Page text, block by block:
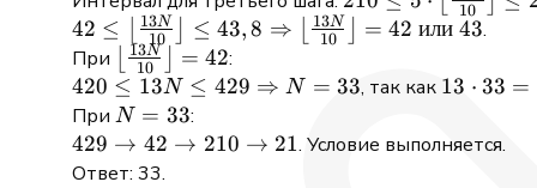
\right\rfloor
\frac{13N}
{10}
\right\rfloor}
{10}
\right\rfloor
= 21
\cdot
\frac{13N}
\right\rfloor
10
42 \leq
\left\lfloor
\frac{13N}
{10}
\right\rfloor
\leq 43,8
42 ≤ 10
13N ≤ 43,8 ⇒ 10
13N = 42 или 43.
При
\left\lfloor
\frac{13N}
{10}
\right\rfloor
= 42
10
13N = 42:
420 \leq
13N \leq
429
\Rightarrow
420 ≤ 13N ≤ 429 ⇒ N = 33, так как 13
33 =
13 ⋅ 33 =
При N
=
33
N = 33:
429
\rightarrow
429 → 42 → 210 → 21. Условие выполняется.
Ответ: 33.